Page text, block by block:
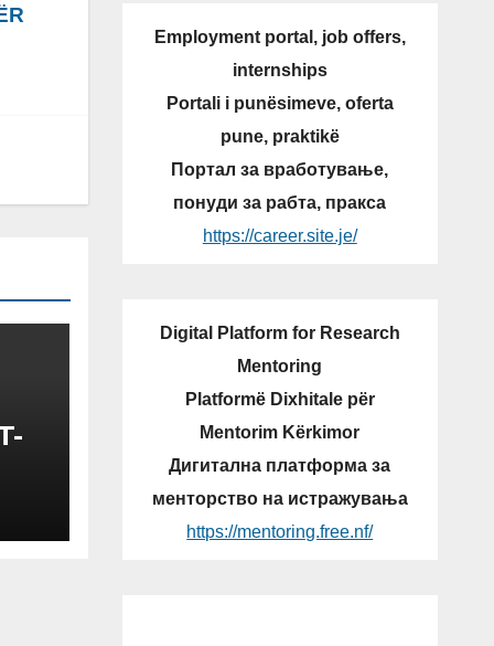
Employment portal, job offers,
internships
Portali i punësimeve, oferta
pune, praktikë
Портал за вработување,
понуди за рабта, пракса
https://career.site.je/
Digital Platform for Research
Mentoring
Platformë Dixhitale për
Mentorim Kërkimor
Дигитална платформа за
менторство на истражувања
https://mentoring.free.nf/